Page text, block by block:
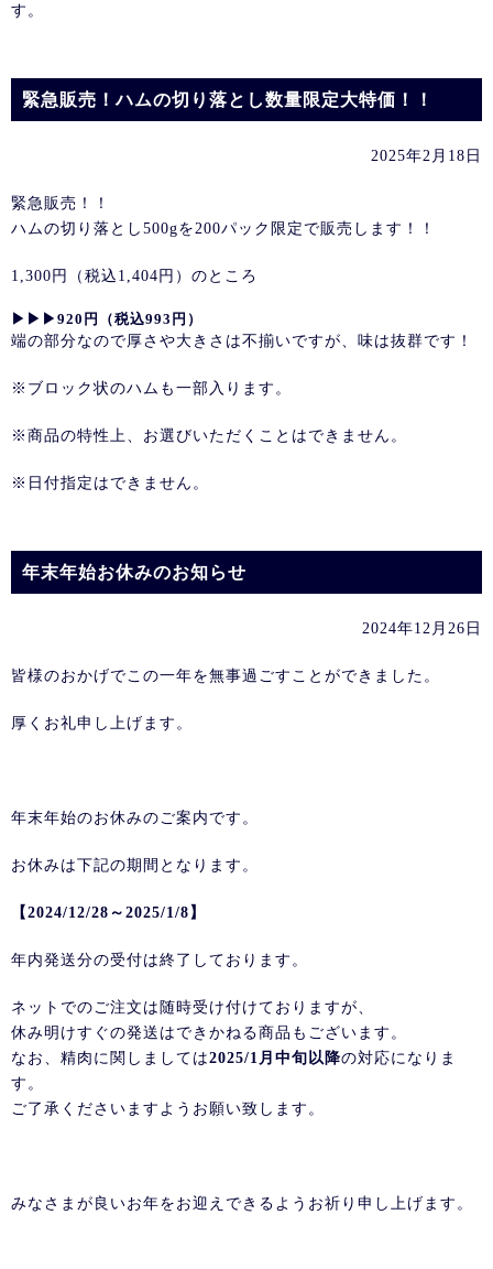
す。
緊急販売！ハムの切り落とし数量限定大特価！！
2025年2月18日
緊急販売！！
ハムの切り落とし500gを200パック限定で販売します！！
1,300円（税込1,404円）のところ
▶︎▶︎▶︎920円（税込993円）
端の部分なので厚さや大きさは不揃いですが、味は抜群です！
※ブロック状のハムも一部入ります。
※商品の特性上、お選びいただくことはできません。
※日付指定はできません。
年末年始お休みのお知らせ
2024年12月26日
皆様のおかげでこの一年を無事過ごすことができました。
厚くお礼申し上げます。
年末年始のお休みのご案内です。
お休みは下記の期間となります。
【2024/12/28～2025/1/8】
年内発送分の受付は終了しております。
ネットでのご注文は随時受け付けておりますが、
休み明けすぐの発送はできかねる商品もございます。
なお、精肉に関しましては2025/1月中旬以降の対応になりま
す。
ご了承くださいますようお願い致します。
みなさまが良いお年をお迎えできるようお祈り申し上げます。